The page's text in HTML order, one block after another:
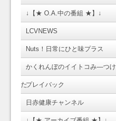
↓【★ O.A.中の番組 ★】↓
LCVNEWS
Nuts！日常にひと味プラス
かくれんぼのイイトコみ―つけ
たプレイバック
日赤健康チャンネル